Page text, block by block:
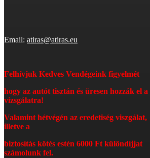
Email: atiras@atiras.eu
Felhívjuk Kedves Vendégeink figyelmét
hogy az autót tisztán és üresen hozzák el a
vizsgálatra!
Valamint hétvégén az eredetiség viszgálat,
illetve a
biztosítás kötés estén 6000 Ft különdíjjat
számolunk fel.